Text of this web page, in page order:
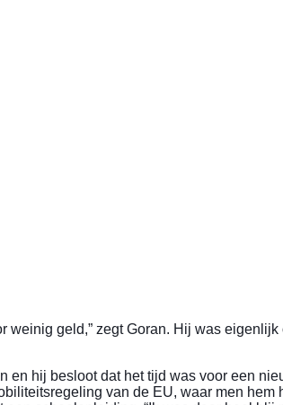
weinig geld,” zegt Goran. Hij was eigenlijk
en hij besloot dat het tijd was voor een
van de EU, waar men hem